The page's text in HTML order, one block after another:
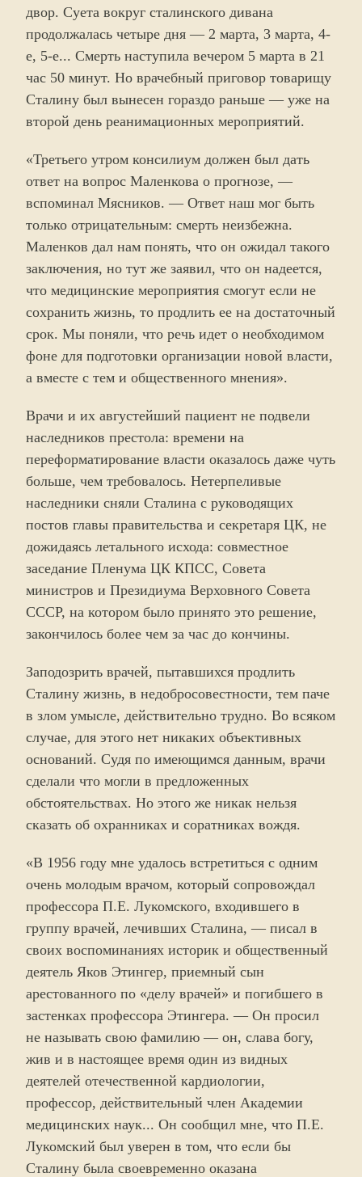
двор. Суета вокруг сталинского дивана
продолжалась четыре дня — 2 марта, 3 марта, 4-
е, 5-е... Смерть наступила вечером 5 марта в 21
час 50 минут. Но врачебный приговор товарищу
Сталину был вынесен гораздо раньше — уже на
второй день реанимационных мероприятий.
«Третьего утром консилиум должен был дать
ответ на вопрос Маленкова о прогнозе, —
вспоминал Мясников. — Ответ наш мог быть
только отрицательным: смерть неизбежна.
Маленков дал нам понять, что он ожидал такого
заключения, но тут же заявил, что он надеется,
что медицинские мероприятия смогут если не
сохранить жизнь, то продлить ее на достаточный
срок. Мы поняли, что речь идет о необходимом
фоне для подготовки организации новой власти,
а вместе с тем и общественного мнения».
Врачи и их августейший пациент не подвели
наследников престола: времени на
переформатирование власти оказалось даже чуть
больше, чем требовалось. Нетерпеливые
наследники сняли Сталина с руководящих
постов главы правительства и секретаря ЦК, не
дожидаясь летального исхода: совместное
заседание Пленума ЦК КПСС, Совета
министров и Президиума Верховного Совета
СССР, на котором было принято это решение,
закончилось более чем за час до кончины.
Заподозрить врачей, пытавшихся продлить
Сталину жизнь, в недобросовестности, тем паче
в злом умысле, действительно трудно. Во всяком
случае, для этого нет никаких объективных
оснований. Судя по имеющимся данным, врачи
сделали что могли в предложенных
обстоятельствах. Но этого же никак нельзя
сказать об охранниках и соратниках вождя.
«В 1956 году мне удалось встретиться с одним
очень молодым врачом, который сопровождал
профессора П.Е. Лукомского, входившего в
группу врачей, лечивших Сталина, — писал в
своих воспоминаниях историк и общественный
деятель Яков Этингер, приемный сын
арестованного по «делу врачей» и погибшего в
застенках профессора Этингера. — Он просил
не называть свою фамилию — он, слава богу,
жив и в настоящее время один из видных
деятелей отечественной кардиологии,
профессор, действительный член Академии
медицинских наук... Он сообщил мне, что П.Е.
Лукомский был уверен в том, что если бы
Сталину была своевременно оказана